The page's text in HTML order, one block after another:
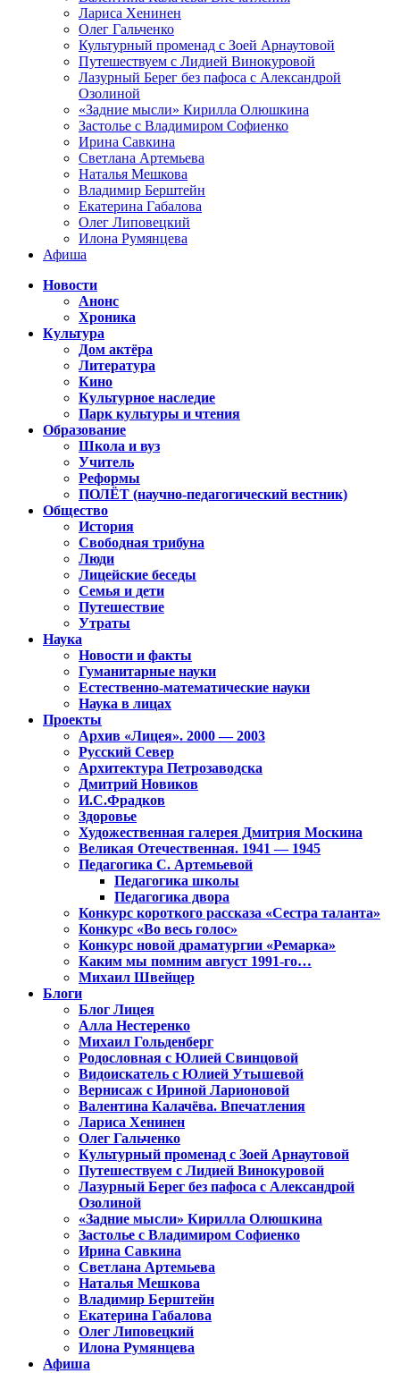
Лариса Хенинен
Олег Гальченко
Культурный променад с Зоей Арнаутовой
Путешествуем с Лидией Винокуровой
Лазурный Берег без пафоса с Александрой
Озолиной
«Задние мысли» Кирилла Олюшкина
Застолье с Владимиром Софиенко
Ирина Савкина
Светлана Артемьева
Наталья Мешкова
Владимир Берштейн
Екатерина Габалова
Олег Липовецкий
Илона Румянцева
Афиша
Новости
Анонс
Хроника
Культура
Дом актёра
Литература
Кино
Культурное наследие
Парк культуры и чтения
Образование
Школа и вуз
Учитель
Реформы
ПОЛЁТ (научно-педагогический вестник)
Общество
История
Свободная трибуна
Люди
Лицейские беседы
Семья и дети
Путешествие
Утраты
Наука
Новости и факты
Гуманитарные науки
Естественно-математические науки
Наука в лицах
Проекты
Архив «Лицея». 2000 — 2003
Русский Север
Архитектура Петрозаводска
Дмитрий Новиков
И.С.Фрадков
Здоровье
Художественная галерея Дмитрия Москина
Великая Отечественная. 1941 — 1945
Педагогика С. Артемьевой
Педагогика школы
Педагогика двора
Конкурс короткого рассказа «Сестра таланта»
Конкурс «Во весь голос»
Конкурс новой драматургии «Ремарка»
Каким мы помним август 1991-го…
Михаил Швейцер
Блоги
Блог Лицея
Алла Нестеренко
Михаил Гольденберг
Родословная с Юлией Свинцовой
Видоискатель с Юлией Утышевой
Вернисаж с Ириной Ларионовой
Валентина Калачёва. Впечатления
Лариса Хенинен
Олег Гальченко
Культурный променад с Зоей Арнаутовой
Путешествуем с Лидией Винокуровой
Лазурный Берег без пафоса с Александрой
Озолиной
«Задние мысли» Кирилла Олюшкина
Застолье с Владимиром Софиенко
Ирина Савкина
Светлана Артемьева
Наталья Мешкова
Владимир Берштейн
Екатерина Габалова
Олег Липовецкий
Илона Румянцева
Афиша